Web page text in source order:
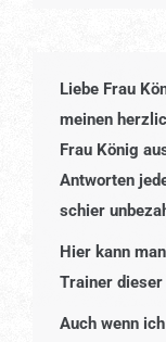
Liebe Frau
meinen
Frau König
Antworten
schier
Hier kann
Trainer
Auch wenn